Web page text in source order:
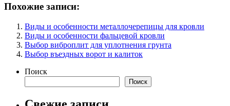
Похожие записи:
Виды и особенности металлочерепицы для кровли
Виды и особенности фальцевой кровли
Выбор виброплит для уплотнения грунта
Выбор въездных ворот и калиток
Поиск
Поиск